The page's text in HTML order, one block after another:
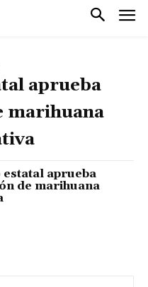
aprueba
marihuana
estatal aprueba
de marihuana